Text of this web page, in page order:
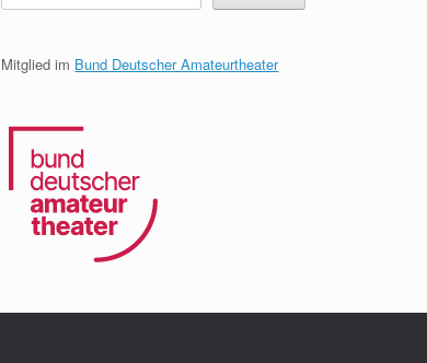
Mitglied im Bund Deutscher Amateurtheater